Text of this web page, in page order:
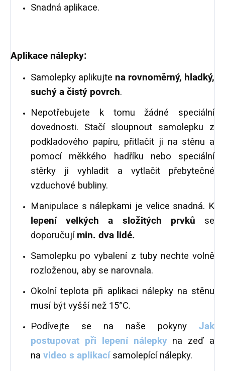
Snadná aplikace.
Aplikace nálepky:
Samolepky aplikujte na rovnoměrný, hladký,
suchý a čistý povrch.
Nepotřebujete k tomu žádné speciální
dovednosti. Stačí sloupnout samolepku z
podkladového papíru, přitlačit ji na stěnu a
pomocí měkkého hadříku nebo speciální
stěrky ji vyhladit a vytlačit přebytečné
vzduchové bubliny.
Manipulace s nálepkami je velice snadná. K
lepení velkých a složitých prvků se
doporučují min. dva lidé.
Samolepku po vybalení z tuby nechte volně
rozloženou, aby se narovnala.
Okolní teplota při aplikaci nálepky na stěnu
musí být vyšší než 15°C.
Podívejte se na naše pokyny Jak
postupovat při lepení nálepkyna zeď a
na video s aplikací samolepící nálepky.